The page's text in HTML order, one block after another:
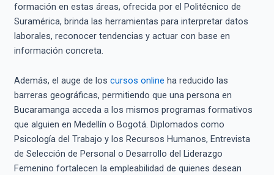
formación en estas áreas, ofrecida por el Politécnico de
Suramérica, brinda las herramientas para interpretar datos
laborales, reconocer tendencias y actuar con base en
información concreta.
Además, el auge de los cursos online ha reducido las
barreras geográficas, permitiendo que una persona en
Bucaramanga acceda a los mismos programas formativos
que alguien en Medellín o Bogotá. Diplomados como
Psicología del Trabajo y los Recursos Humanos, Entrevista
de Selección de Personal o Desarrollo del Liderazgo
Femenino fortalecen la empleabilidad de quienes desean